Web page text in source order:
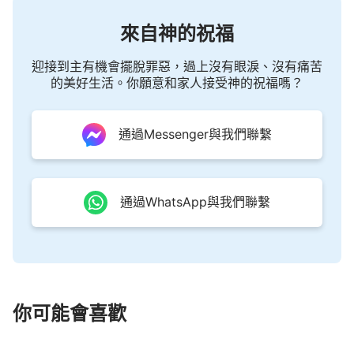
才是真實順服神作工的人，才是真實信神的人。生命
的經歷，說明你不是順服神作工的人。順服神的功課
悖逆多大，看見了自己的本性實質到底是什麼，如果
沒有真理的顯明，我們永遠不會認識自己，是不是？
真理臨到了，神的要求擺到我們面前了，神的作工需
要我們順服，這個時候我們心裡的真實反應、真實的
情形才暴露出來了，心裡存在的一切問題都暴露出來
時候如果不是靠著向神禱告、與神相交，你們說能站
空話。所以，沒有與神真實相交的人，永遠不會得到
真理，都是信神失敗的人。
來自神的祝福
迎接到主有機會擺脫罪惡，過上沒有眼淚、沒有痛苦
的美好生活。你願意和家人接受神的祝福嗎？
通過Messenger與我們聯繫
通過WhatsApp與我們聯繫
你可能會喜歡